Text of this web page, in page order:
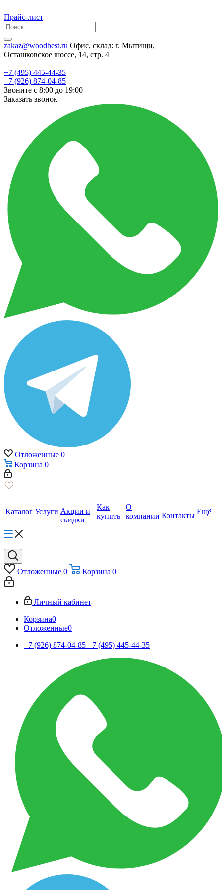
Прайс-лист
zakaz@woodbest.ru Офис, склад: г. Мытищи,
Осташковское шоссе, 14, стр. 4
+7 (495) 445-44-35
+7 (926) 874-04-85
Звоните с 8:00 до 19:00
Заказать звонок
Отложенные 0
Корзина 0
Каталог Услуги Акции и
скидки
Как
купить
О
компании Контакты Ещё
Отложенные 0 Корзина 0
Личный кабинет
Корзина0
Отложенные0
+7 (926) 874-04-85 +7 (495) 445-44-35